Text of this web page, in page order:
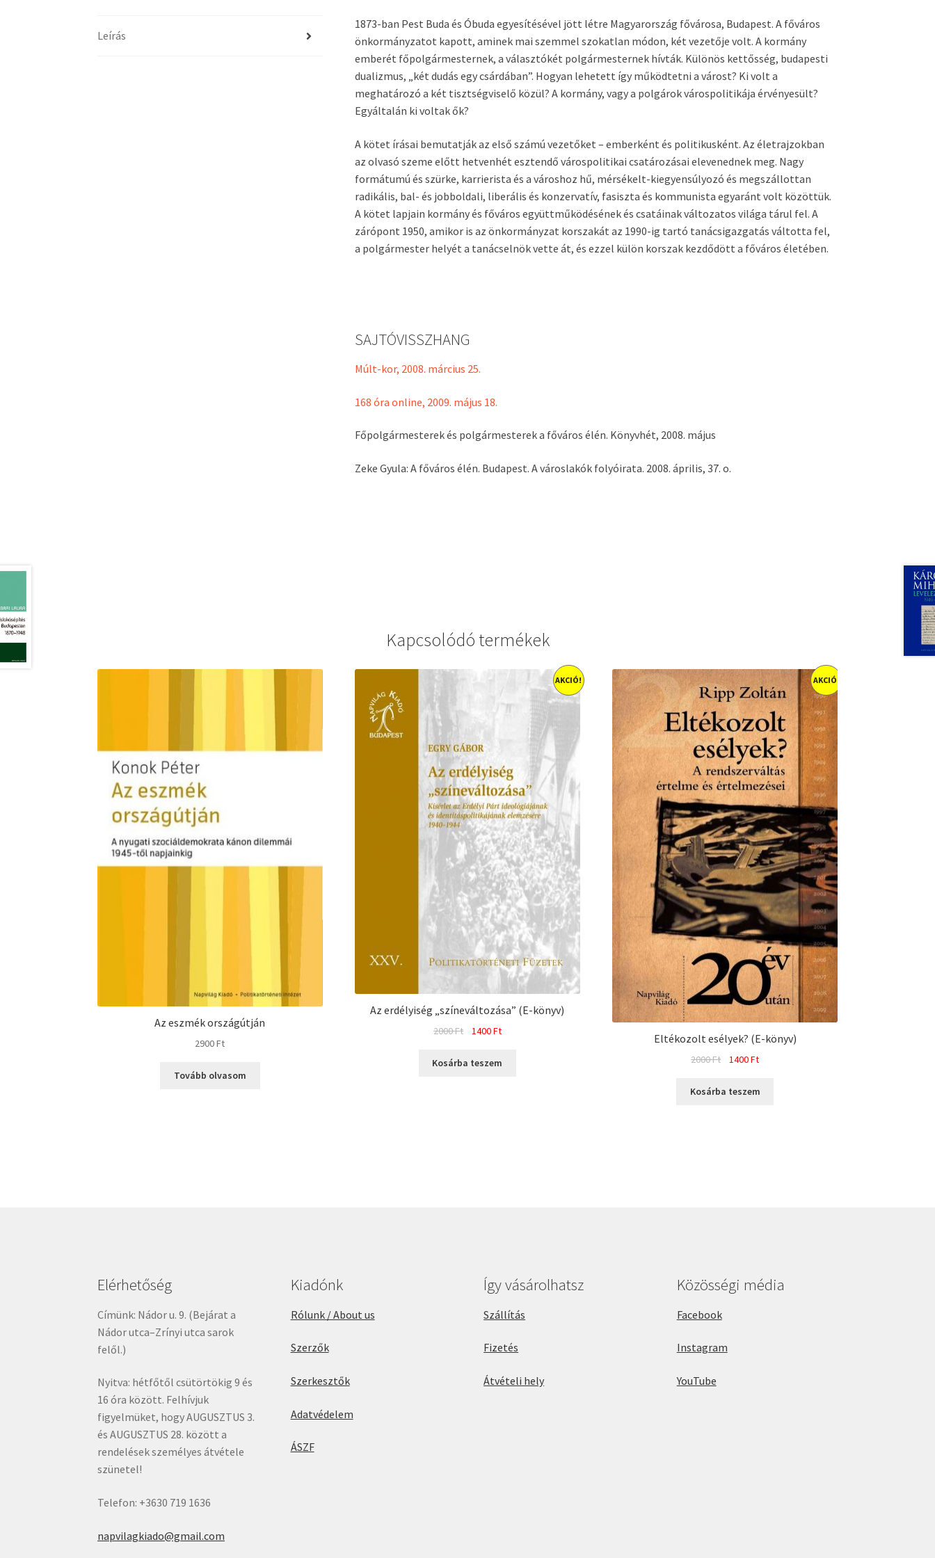
Leírás
1873-ban Pest Buda és Óbuda egyesítésével jött létre Magyarország fővárosa, Budapest. A főváros
önkormányzatot kapott, aminek mai szemmel szokatlan módon, két vezetője volt. A kormány
emberét főpolgármesternek, a választókét polgármesternek hívták. Különös kettősség, budapesti
dualizmus, „két dudás egy csárdában”. Hogyan lehetett így működtetni a várost? Ki volt a
meghatározó a két tisztségviselő közül? A kormány, vagy a polgárok várospolitikája érvényesült?
Egyáltalán ki voltak ők?
A kötet írásai bemutatják az első számú vezetőket – emberként és politikusként. Az életrajzokban
az olvasó szeme előtt hetvenhét esztendő várospolitikai csatározásai elevenednek meg. Nagy
formátumú és szürke, karrierista és a városhoz hű, mérsékelt-kiegyensúlyozó és megszállottan
radikális, bal- és jobboldali, liberális és konzervatív, fasiszta és kommunista egyaránt volt közöttük.
A kötet lapjain kormány és főváros együttműködésének és csatáinak változatos világa tárul fel. A
zárópont 1950, amikor is az önkormányzat korszakát az 1990-ig tartó tanácsigazgatás váltotta fel,
a polgármester helyét a tanácselnök vette át, és ezzel külön korszak kezdődött a főváros életében.
SAJTÓVISSZHANG
Múlt-kor, 2008. március 25.
168 óra online, 2009. május 18.
Főpolgármesterek és polgármesterek a főváros élén. Könyvhét, 2008. május
Zeke Gyula: A főváros élén. Budapest. A városlakók folyóirata. 2008. április, 37. o.
Kapcsolódó termékek
Az eszmék országútján
2900Ft
Tovább olvasom
Az erdélyiség „színeváltozása” (E-könyv)
AKCIÓ!
2000Ft
Original
was:
1400FtCurrent
is:
Kosárba teszem
Eltékozolt esélyek? (E-könyv)
AKCIÓ!
2000Ft
Original
was:
1400FtCurrent
is:
Kosárba teszem
Elérhetőség
Címünk: Nádor u. 9. (Bejárat a
Nádor utca–Zrínyi utca sarok
felől.)
Nyitva: hétfőtől csütörtökig 9 és
16 óra között. Felhívjuk
figyelmüket, hogy AUGUSZTUS 3.
és AUGUSZTUS 28. között a
rendelések személyes átvétele
szünetel!
Telefon: +3630 719 1636
napvilagkiado@gmail.com
Kiadónk
Rólunk / About us
Szerzők
Szerkesztők
Adatvédelem
ÁSZF
Így vásárolhatsz
Szállítás
Fizetés
Átvételi hely
Közösségi média
Facebook
Instagram
YouTube